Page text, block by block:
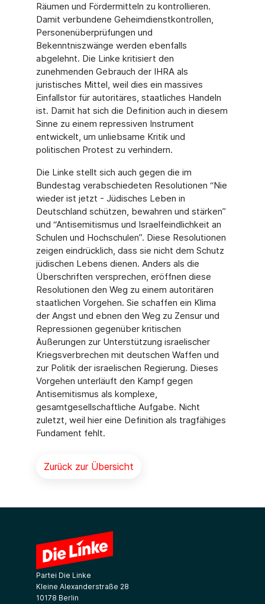
Räumen und Fördermitteln zu kontrollieren.
Damit verbundene Geheimdienstkontrollen,
Personenüberprüfungen und
Bekenntniszwänge werden ebenfalls
abgelehnt. Die Linke kritisiert den
zunehmenden Gebrauch der IHRA als
juristisches Mittel, weil dies ein massives
Einfallstor für autoritäres, staatliches Handeln
ist. Damit hat sich die Definition auch in diesem
Sinne zu einem repressiven Instrument
entwickelt, um unliebsame Kritik und
politischen Protest zu verhindern.
Die Linke stellt sich auch gegen die im
Bundestag verabschiedeten Resolutionen “Nie
wieder ist jetzt - Jüdisches Leben in
Deutschland schützen, bewahren und stärken”
und “Antisemitismus und Israelfeindlichkeit an
Schulen und Hochschulen”. Diese Resolutionen
zeigen eindrücklich, dass sie nicht dem Schutz
jüdischen Lebens dienen. Anders als die
Überschriften versprechen, eröffnen diese
Resolutionen den Weg zu einem autoritären
staatlichen Vorgehen. Sie schaffen ein Klima
der Angst und ebnen den Weg zu Zensur und
Repressionen gegenüber kritischen
Äußerungen zur Unterstützung israelischer
Kriegsverbrechen mit deutschen Waffen und
zur Politik der israelischen Regierung. Dieses
Vorgehen unterläuft den Kampf gegen
Antisemitismus als komplexe,
gesamtgesellschaftliche Aufgabe. Nicht
zuletzt, weil hier eine Definition als tragfähiges
Fundament fehlt.
Zurück zur Übersicht
Partei Die Linke
Kleine Alexanderstraße 28
10178 Berlin